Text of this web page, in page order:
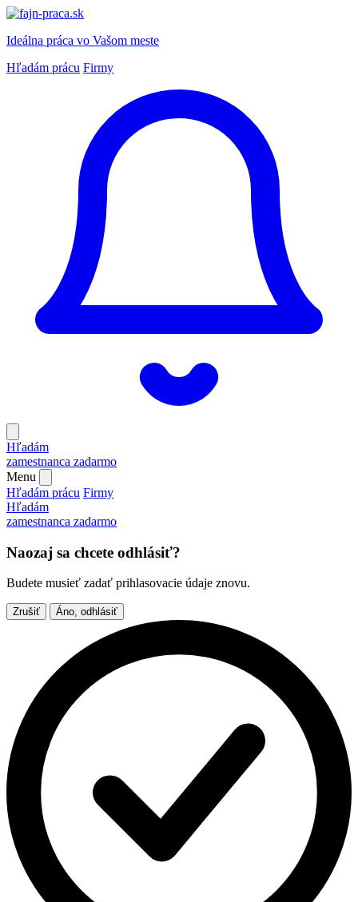
Ideálna práca vo Vašom meste
Hľadám prácu Firmy
Hľadám
zamestnanca zadarmo
Menu
Hľadám prácu Firmy
Hľadám
zamestnanca zadarmo
Naozaj sa chcete odhlásiť?
Budete musieť zadať prihlasovacie údaje znovu.
Zrušiť Áno, odhlásiť